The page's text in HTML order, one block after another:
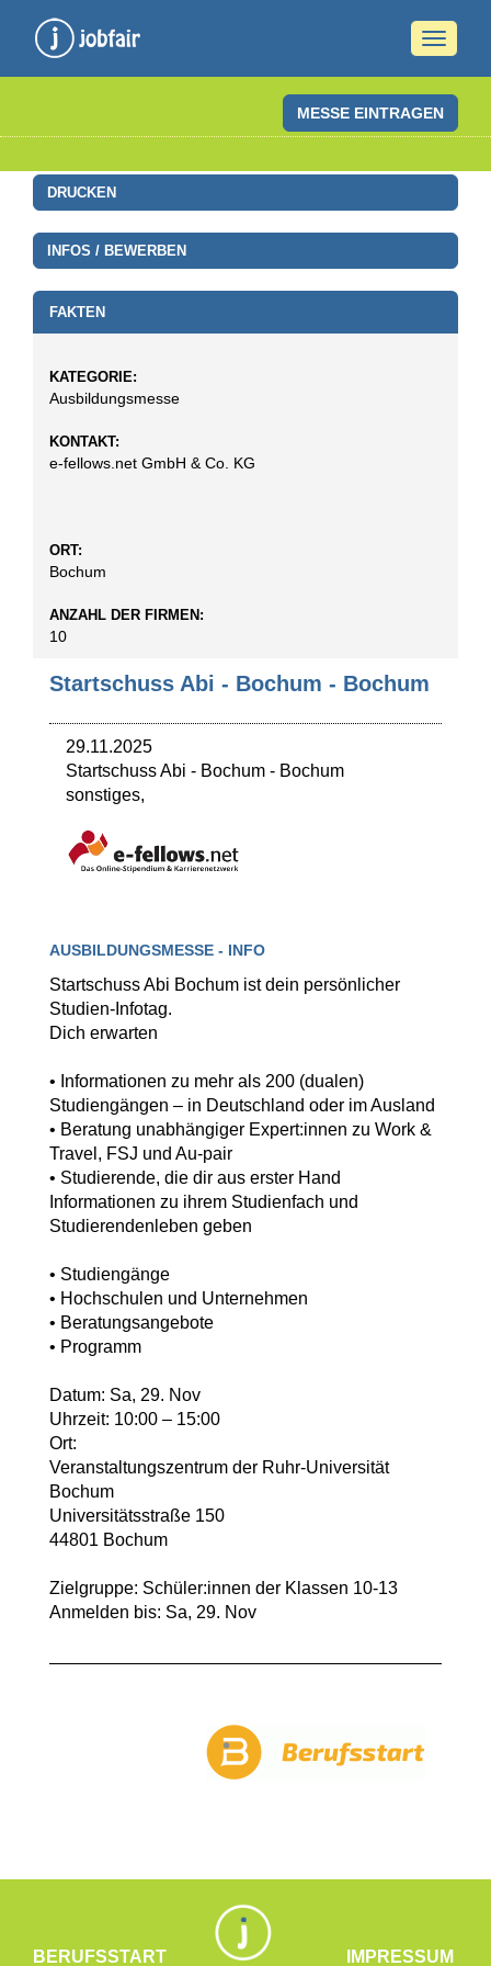
MESSE EINTRAGEN
DRUCKEN
INFOS / BEWERBEN
FAKTEN
KATEGORIE:
Ausbildungsmesse
KONTAKT:
e-fellows.net GmbH & Co. KG
ORT:
Bochum
ANZAHL DER FIRMEN:
10
Startschuss Abi - Bochum - Bochum
29.11.2025
Startschuss Abi - Bochum - Bochum
sonstiges,
AUSBILDUNGSMESSE - INFO
Startschuss Abi Bochum ist dein persönlicher
Studien-Infotag.
Dich erwarten
• Informationen zu mehr als 200 (dualen)
Studiengängen – in Deutschland oder im Ausland
• Beratung unabhängiger Expert:innen zu Work &
Travel, FSJ und Au-pair
• Studierende, die dir aus erster Hand
Informationen zu ihrem Studienfach und
Studierendenleben geben
• Studiengänge
• Hochschulen und Unternehmen
• Beratungsangebote
• Programm
Datum: Sa, 29. Nov
Uhrzeit: 10:00 – 15:00
Ort:
Veranstaltungszentrum der Ruhr-Universität
Bochum
Universitätsstraße 150
44801 Bochum
Zielgruppe: Schüler:innen der Klassen 10-13
Anmelden bis: Sa, 29. Nov
BERUFSSTART IMPRESSUM